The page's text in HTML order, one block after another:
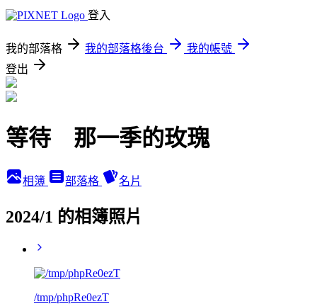
登入
我的部落格 我的部落格後台
我的帳號
登出
等待 那一季的玫瑰
相簿 部落格 名片
2024/1 的相簿照片
/tmp/phpRe0ezT